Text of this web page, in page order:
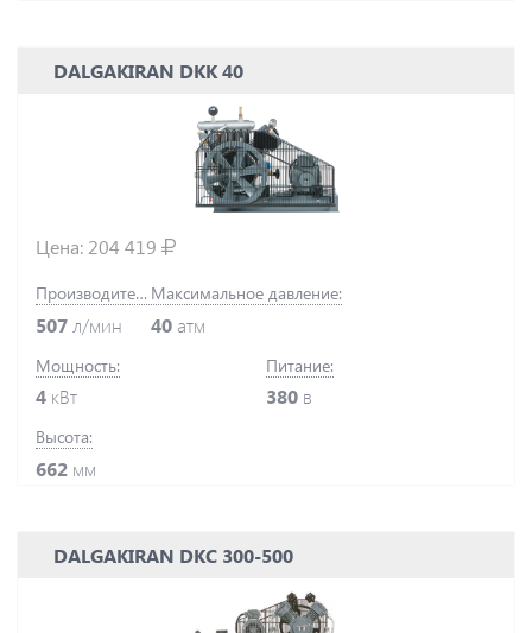
DALGAKIRAN DKK 40
Цена:204 419
Производительность:
507 л/мин
Максимальное давление:
40 атм
Мощность:
4 кВт
Питание:
380 в
Высота:
662 мм
DALGAKIRAN DKC 300-500